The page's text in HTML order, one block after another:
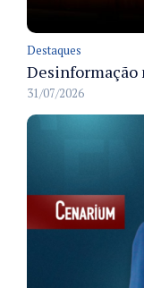
Destaques
Desinformação
31/07/2026